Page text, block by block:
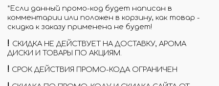
*Если данный промо-код будет написан в
комментарии или положен в корзину, как товар -
скидка к заказу применена не будет!
! СКИДКА НЕ ДЕЙСТВУЕТ НА ДОСТАВКУ, АРОМА
ДИСКИ И ТОВАРЫ ПО АКЦИЯМ.
! СРОК ДЕЙСТВИЯ ПРОМО-КОДА ОГРАНИЧЕН